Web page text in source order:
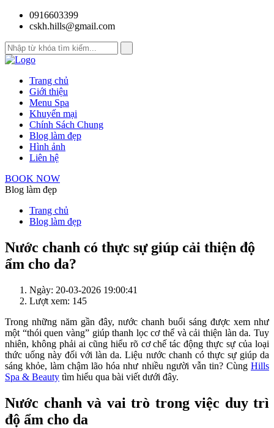
0916603399
cskh.hills@gmail.com
Trang chủ
Giới thiệu
Menu Spa
Khuyến mại
Chính Sách Chung
Blog làm đẹp
Hình ảnh
Liên hệ
BOOK NOW
Blog làm đẹp
Trang chủ
Blog làm đẹp
Nước chanh có thực sự giúp cải thiện độ
ẩm cho da?
Ngày: 20-03-2026 19:00:41
Lượt xem: 145
Trong những năm gần đây, nước chanh buổi sáng được xem như
một “thói quen vàng” giúp thanh lọc cơ thể và cải thiện làn da. Tuy
nhiên, không phải ai cũng hiểu rõ cơ chế tác động thực sự của loại
thức uống này đối với làn da. Liệu nước chanh có thực sự giúp da
sáng khỏe, làm chậm lão hóa như nhiều người vẫn tin? Cùng Hills
Spa & Beauty tìm hiểu qua bài viết dưới đây.
Nước chanh và vai trò trong việc duy trì
độ ẩm cho da